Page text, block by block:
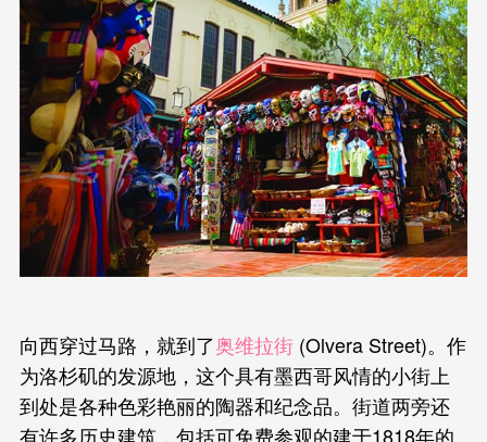
向西穿过马路，就到了奥维拉街(Olvera Street)。作
为洛杉矶的发源地，这个具有墨西哥风情的小街上
到处是各种色彩艳丽的陶器和纪念品。街道两旁还
有许多历史建筑，包括可免费参观的建于1818年的